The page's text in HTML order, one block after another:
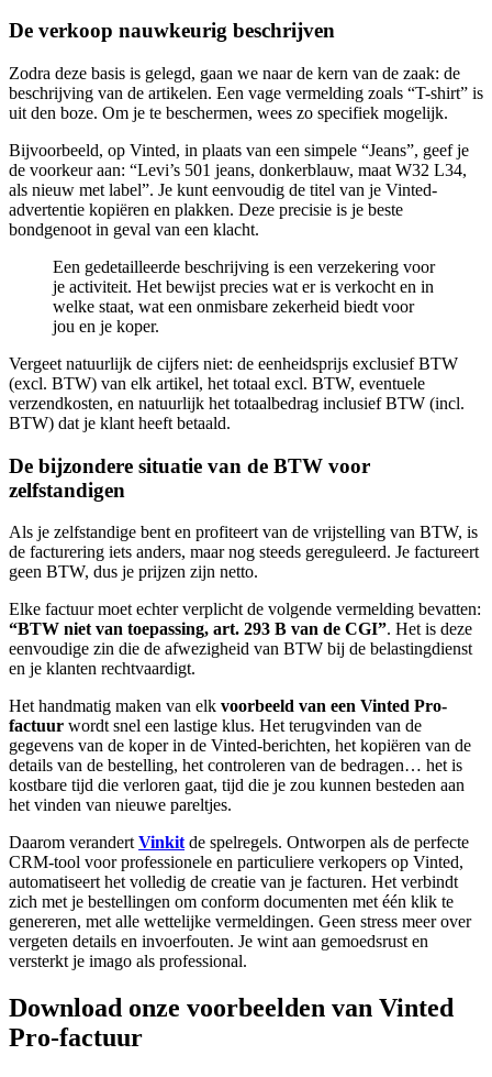
De verkoop nauwkeurig beschrijven
Zodra deze basis is gelegd, gaan we naar de kern van de zaak: de
beschrijving van de artikelen. Een vage vermelding zoals “T-shirt” is
uit den boze. Om je te beschermen, wees zo specifiek mogelijk.
Bijvoorbeeld, op Vinted, in plaats van een simpele “Jeans”, geef je
de voorkeur aan: “Levi’s 501 jeans, donkerblauw, maat W32 L34,
als nieuw met label”. Je kunt eenvoudig de titel van je Vinted-
advertentie kopiëren en plakken. Deze precisie is je beste
bondgenoot in geval van een klacht.
Een gedetailleerde beschrijving is een verzekering voor
je activiteit. Het bewijst precies wat er is verkocht en in
welke staat, wat een onmisbare zekerheid biedt voor
jou en je koper.
Vergeet natuurlijk de cijfers niet: de eenheidsprijs exclusief BTW
(excl. BTW) van elk artikel, het totaal excl. BTW, eventuele
verzendkosten, en natuurlijk het totaalbedrag inclusief BTW (incl.
BTW) dat je klant heeft betaald.
De bijzondere situatie van de BTW voor
zelfstandigen
Als je zelfstandige bent en profiteert van de vrijstelling van BTW, is
de facturering iets anders, maar nog steeds gereguleerd. Je factureert
geen BTW, dus je prijzen zijn netto.
Elke factuur moet echter verplicht de volgende vermelding bevatten:
“BTW niet van toepassing, art. 293 B van de CGI”. Het is deze
eenvoudige zin die de afwezigheid van BTW bij de belastingdienst
en je klanten rechtvaardigt.
Het handmatig maken van elk voorbeeld van een Vinted Pro-
factuur wordt snel een lastige klus. Het terugvinden van de
gegevens van de koper in de Vinted-berichten, het kopiëren van de
details van de bestelling, het controleren van de bedragen… het is
kostbare tijd die verloren gaat, tijd die je zou kunnen besteden aan
het vinden van nieuwe pareltjes.
Daarom verandert Vinkit de spelregels. Ontworpen als de perfecte
CRM-tool voor professionele en particuliere verkopers op Vinted,
automatiseert het volledig de creatie van je facturen. Het verbindt
zich met je bestellingen om conform documenten met één klik te
genereren, met alle wettelijke vermeldingen. Geen stress meer over
vergeten details en invoerfouten. Je wint aan gemoedsrust en
versterkt je imago als professional.
Download onze voorbeelden van Vinted
Pro-factuur